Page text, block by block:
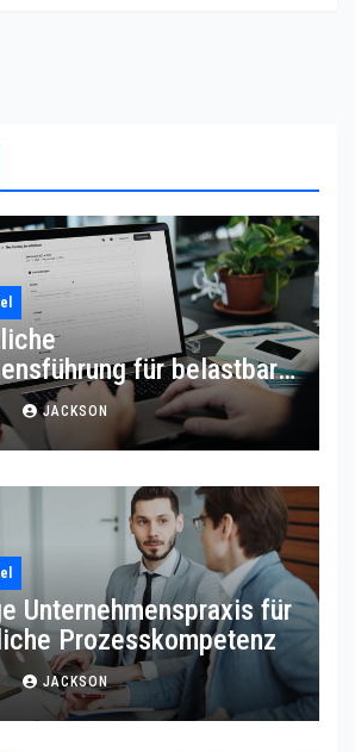
für belastbare
JACKSON
Unternehmenspraxis für
Prozesskompetenz
JACKSON